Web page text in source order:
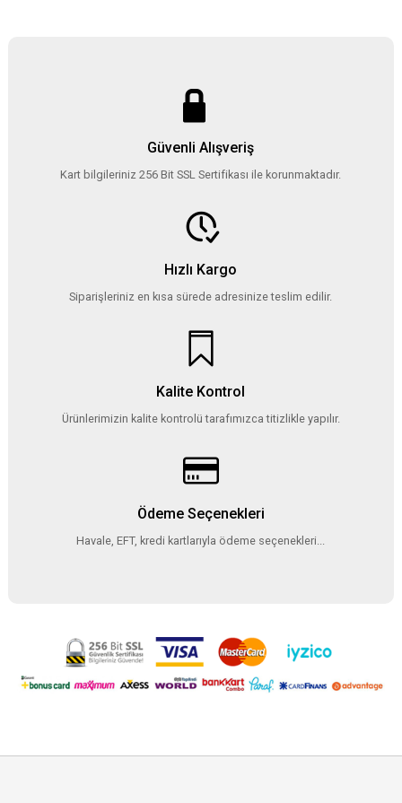
Güvenli Alışveriş
Kart bilgileriniz 256 Bit SSL Sertifikası ile korunmaktadır.
Hızlı Kargo
Siparişleriniz en kısa sürede adresinize teslim edilir.
Kalite Kontrol
Ürünlerimizin kalite kontrolü tarafımızca titizlikle yapılır.
Ödeme Seçenekleri
Havale, EFT, kredi kartlarıyla ödeme seçenekleri...